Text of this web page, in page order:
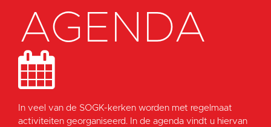
AGENDA
In veel van de SOGK-kerken worden met regelmaat
activiteiten georganiseerd. In de agenda vindt u hiervan